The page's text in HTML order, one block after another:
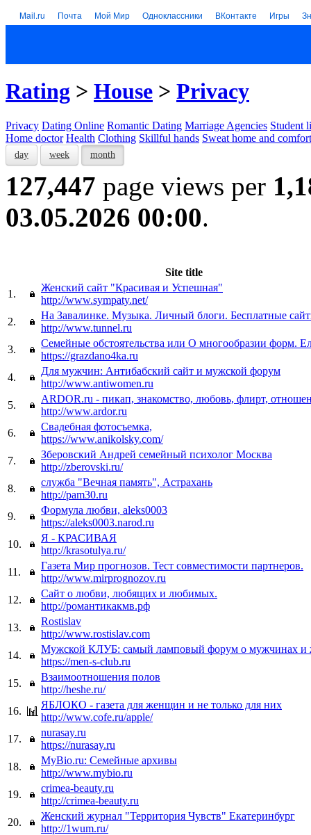
Mail.ru Почта Мой Мир Одноклассники ВКонтакте Игры
Rating > House > Privacy
Privacy Dating Online Romantic Dating Marriage Agencies Student
Home doctor Health Clothing Skillful hands Sweat home and comfort
day week month
127,447 page views per
03.05.2026 00:00.
Site title
1.
Женский сайт "Красивая и Успешная"
http://www.sympaty.net/
2.
На Завалинке. Музыка. Личный блоги. Бесплатные
http://www.tunnel.ru
3.
Семейные обстоятельства или О многообразии форм.
https://grazdano4ka.ru
4.
Для мужчин: Антибабский сайт и мужской форум
http://www.antiwomen.ru
5.
ARDOR.ru - пикап, знакомство, любовь, флирт,
http://www.ardor.ru
6.
Свадебная фотосъемка,
https://www.anikolsky.com/
7.
Зберовский Андрей семейный психолог Москва
http://zberovski.ru/
8.
служба "Вечная память", Астрахань
http://pam30.ru
9.
Формула любви, aleks0003
https://aleks0003.narod.ru
10.
Я - КРАСИВАЯ
http://krasotulya.ru/
11.
Газета Мир прогнозов. Тест совместимости партнеров.
http://www.mirprognozov.ru
12.
Сайт о любви, любящих и любимых.
http://романтикакмв.рф
13.
Rostislav
http://www.rostislav.com
14.
Мужской КЛУБ: самый ламповый форум о мужчинах и
https://men-s-club.ru
15.
Взаимоотношения полов
http://heshe.ru/
16.
ЯБЛОКО - газета для женщин и не только для них
http://www.cofe.ru/apple/
17.
nurasay.ru
https://nurasay.ru
18.
MyBio.ru: Семейные архивы
http://www.mybio.ru
19.
crimea-beauty.ru
http://crimea-beauty.ru
20.
Женский журнал "Территория Чувств" Екатеринбург
http://1wum.ru/